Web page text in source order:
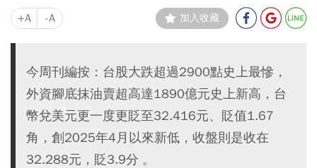
+A -A 加入收藏
今周刊編按：台股大跌超過2900點史上最慘，
外資腳底抹油賣超高達1890億元史上新高，台
幣兌美元更一度更貶至32.416元、貶值1.67
角，創2025年4月以來新低，收盤則是收在
32.288元，貶3.9分 。